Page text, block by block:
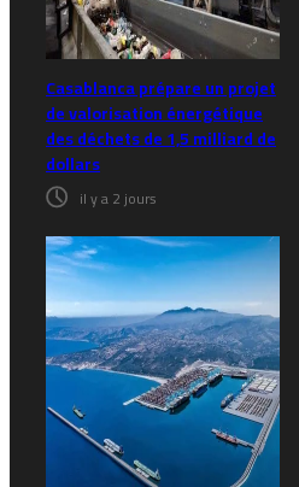
Casablanca prépare un projet
de valorisation énergétique
des déchets de 1,5 milliard de
dollars
il y a 2 jours